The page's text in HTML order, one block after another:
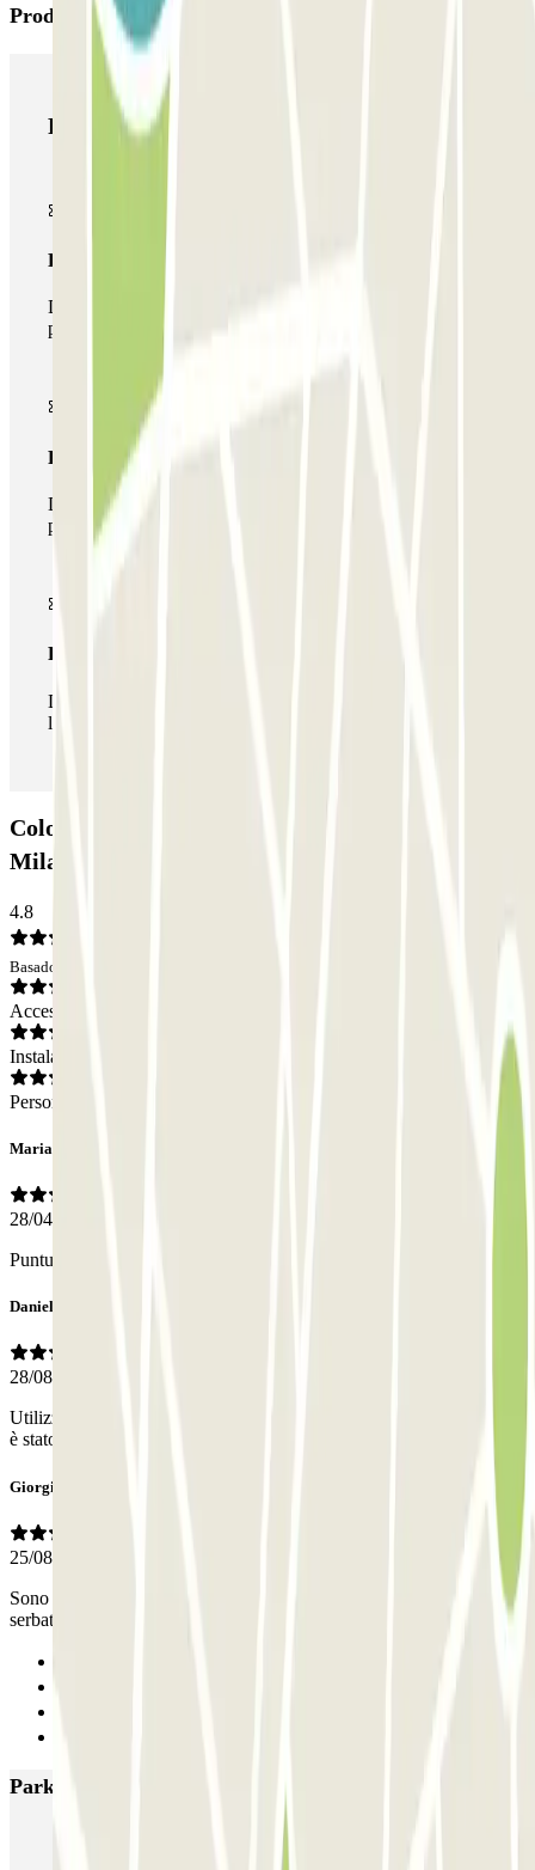
Productos de Parclick
Productos de Parclick
Pase básico
Durante tu estancia podrás entrar y salir una única vez al
parking
Pase multiparking
Durante tu estancia podrás hacer uso de toda la red de
parkings de este operador disponibles en Parclick.
Pase ilimitado
Durante tu estancia podrás entrar y salir del parking todas
las veces que quieras.
Colossum Parking - Car Valet - Aeroporto di
Milano Malpensa - Scoperto: Opiniones
4.8
Basado en 6 opiniones
Acceso
Instalaciones
Personal
Mariarosa
28/04/2025
Puntuali e gentilissimi, da consigliare!
Daniele
28/08/2024
Utilizzato servizio di car valet all'aeroporto di Malpensa. Il personale
è stato puntuale e cordiale sia al ritiro che alla riconsegna.
Giorgia
25/08/2024
Sono arrivata col pieno e la macchina mi e stata ridata col il
serbatoio quasi vuoto.
Parkings más valorados en Milán